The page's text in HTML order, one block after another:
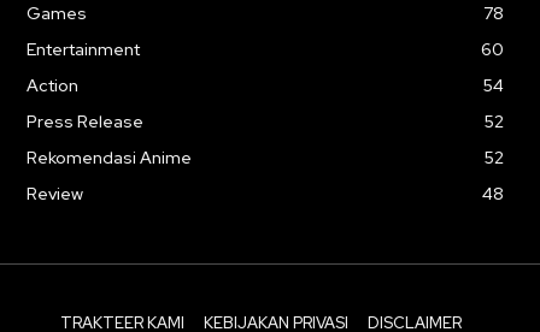
Games
78
Entertainment
60
Action
54
Press Release
52
Rekomendasi Anime
52
Review
48
TRAKTEER KAMI KEBIJAKAN PRIVASI DISCLAIMER